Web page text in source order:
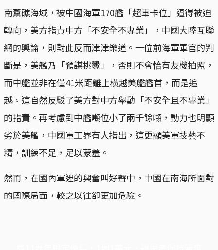
南薰礁海域，被中國海軍170艦「超車卡位」逼得被迫
轉向，美方指責中方「不安全不專業」，中國大陸互聯
網的輿論，則對此反而津津樂道。一位前海軍軍官的判
斷是，美艦乃「預謀挑釁」，否則不會恰有友機拍照，
而中艦並非在僅41米距離上橫越美艦艦首，而是追
越。這自然反駁了美方對中方舉動「不安全且不專業」
的指責。再考慮到中艦噸位小了兩千餘噸，動力也明顯
劣於美艦，中國軍工界有人指出，這更顯美軍技藝不
精，訓練不足，足以蒙羞。
然而，在國內軍迷的興奮叫好聲中，中國在南海所面對
的國際局面，較之以往卻更加危險。